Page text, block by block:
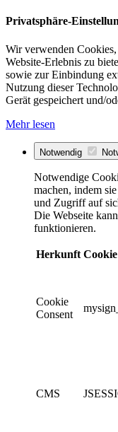
Privatsphäre-
Wir verwenden
Website-Erlebnis zu
sowie zur Einbindung
Nutzung dieser
Gerät gespeichert und/
Mehr lesen
Notwendig
Notwendige
machen, indem
und Zugriff auf
Die Webseite
funktionieren.
Herkunft Cookie
Cookie
Consent
CMS